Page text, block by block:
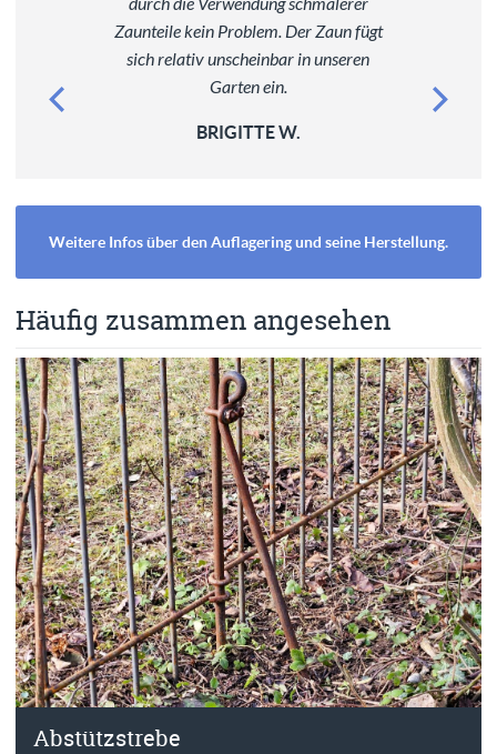
Zaunteile kein Problem. Der Zaun fügt
sich relativ unscheinbar in unseren
Garten ein.
BRIGITTE W.
Weitere Infos über den Auflagering und seine Herstellung.
Häufig zusammen angesehen
Abstützstrebe